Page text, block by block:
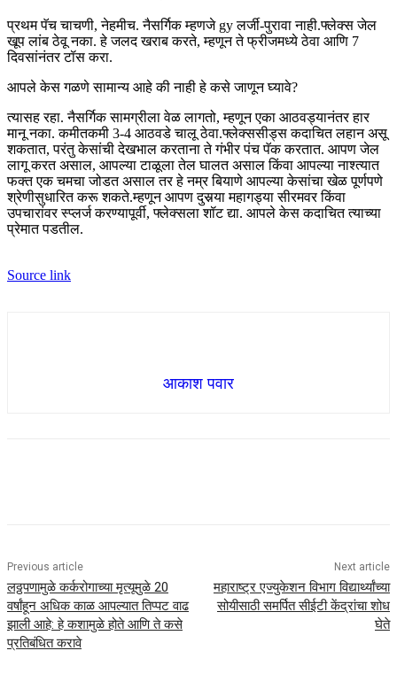
प्रथम पॅच चाचणी, नेहमीच. नैसर्गिक म्हणजे gy लर्जी-पुरावा नाही.फ्लेक्स जेल
खूप लांब ठेवू नका. हे जलद खराब करते, म्हणून ते फ्रीजमध्ये ठेवा आणि 7
दिवसांनंतर टॉस करा.
आपले केस गळणे सामान्य आहे की नाही हे कसे जाणून घ्यावे?
त्यासह रहा. नैसर्गिक सामग्रीला वेळ लागतो, म्हणून एका आठवड्यानंतर हार
मानू नका. कमीतकमी 3-4 आठवडे चालू ठेवा.फ्लेक्ससीड्स कदाचित लहान असू
शकतात, परंतु केसांची देखभाल करताना ते गंभीर पंच पॅक करतात. आपण जेल
लागू करत असाल, आपल्या टाळूला तेल घालत असाल किंवा आपल्या नाश्त्यात
फक्त एक चमचा जोडत असाल तर हे नम्र बियाणे आपल्या केसांचा खेळ पूर्णपणे
श्रेणीसुधारित करू शकते.म्हणून आपण दुसर्‍या महागड्या सीरमवर किंवा
उपचारांवर स्प्लर्ज करण्यापूर्वी, फ्लेक्सला शॉट द्या. आपले केस कदाचित त्याच्या
प्रेमात पडतील.
Source link
आकाश पवार
Previous article
लठ्ठपणामुळे कर्करोगाच्या मृत्यूमुळे 20
वर्षांहून अधिक काळ आपल्यात तिप्पट वाढ
झाली आहे: हे कशामुळे होते आणि ते कसे
प्रतिबंधित करावे
Next article
महाराष्ट्र एज्युकेशन विभाग विद्यार्थ्यांच्या
सोयीसाठी समर्पित सीईटी केंद्रांचा शोध
घेते